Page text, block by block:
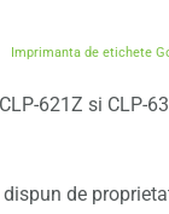
Imprimanta de etichete
621Z si CLP-
de